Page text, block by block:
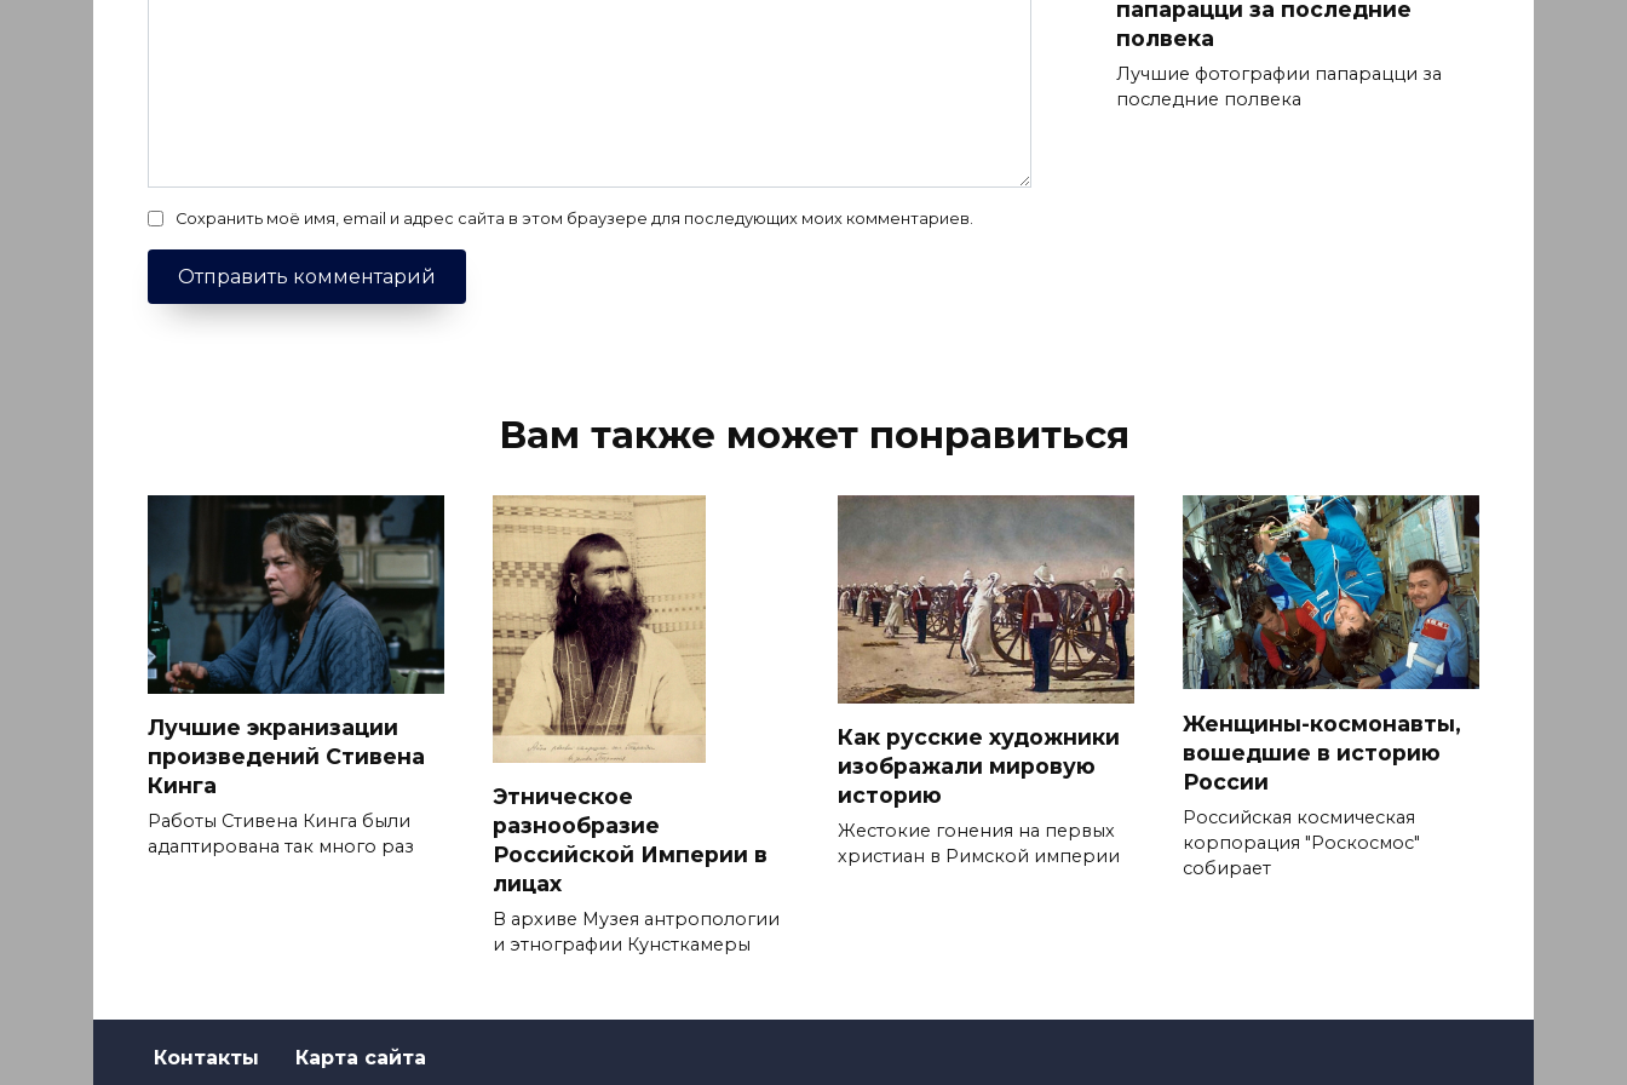
Сохранить моё имя, email и адрес сайта в этом браузере для последующих моих комментариев.
папарацци за последние
полвека
Лучшие фотографии папарацци за
последние полвека
Вам также может понравиться
Лучшие экранизации
произведений Стивена
Кинга
Работы Стивена Кинга были
адаптирована так много раз
Этническое
разнообразие
Российской Империи в
лицах
В архиве Музея антропологии
и этнографии Кунсткамеры
Как русские художники
изображали мировую
историю
Жестокие гонения на первых
христиан в Римской империи
Женщины-космонавты,
вошедшие в историю
России
Российская космическая
корпорация "Роскосмос"
собирает
Контакты Карта сайта